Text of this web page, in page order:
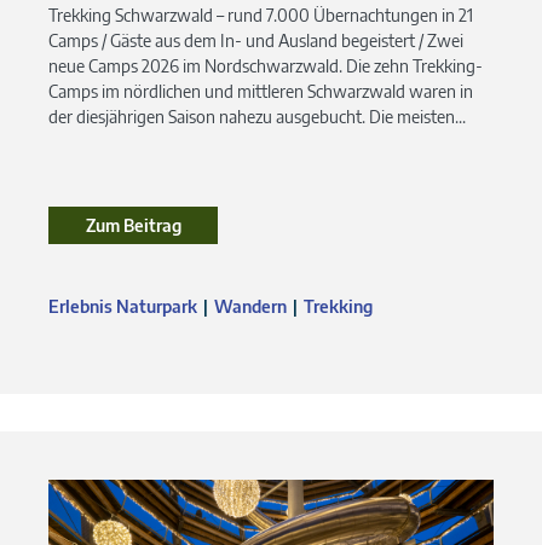
Trekking Schwarzwald – rund 7.000 Übernachtungen in 21
Camps / Gäste aus dem In- und Ausland begeistert / Zwei
neue Camps 2026 im Nordschwarzwald. Die zehn Trekking-
Camps im nördlichen und mittleren Schwarzwald waren in
der diesjährigen Saison nahezu ausgebucht. Die meisten...
Zum BeitragZum Beitrag
Erlebnis Naturpark Wandern Trekking